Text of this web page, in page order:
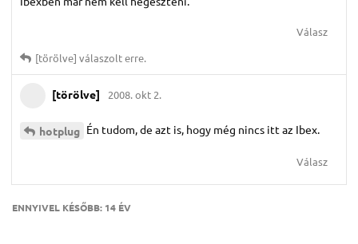
Válasz
[törölve] válaszolt erre.
[törölve] 2008. okt 2.
hotplug Én tudom, de azt is, hogy még nincs itt az Ibex.
Válasz
ENNYIVEL KÉSŐBB: 14 ÉV